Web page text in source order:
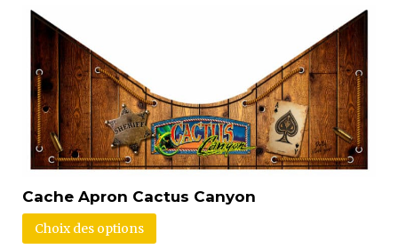
Cache Apron Cactus Canyon
Choix des options